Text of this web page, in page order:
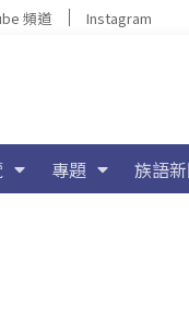
頻道 Instagram
專題 族語